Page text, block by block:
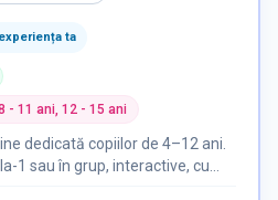
ta
- 11 ani, 12 - 15 ani
dedicată copiilor de 4–12 ani.
1 sau în grup, interactive, cu